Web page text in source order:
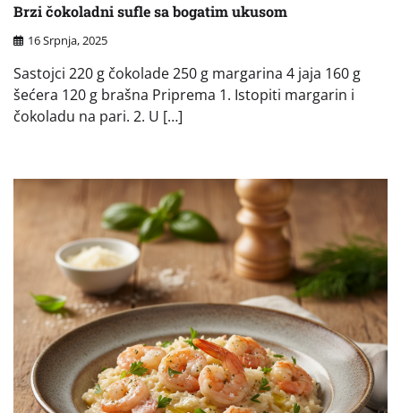
Brzi čokoladni sufle sa bogatim ukusom
16 Srpnja, 2025
Sastojci 220 g čokolade 250 g margarina 4 jaja 160 g
šećera 120 g brašna Priprema 1. Istopiti margarin i
čokoladu na pari. 2. U […]